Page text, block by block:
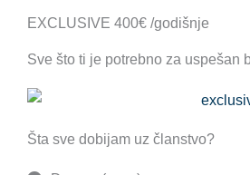
EXCLUSIVE 400€ /godišnje
Sve što ti je potrebno za uspešan
Šta sve dobijam uz članstvo?